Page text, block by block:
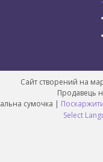
Сайт створений на
Продавець
Best Bags - твоя ідеальна сумочка |
Select